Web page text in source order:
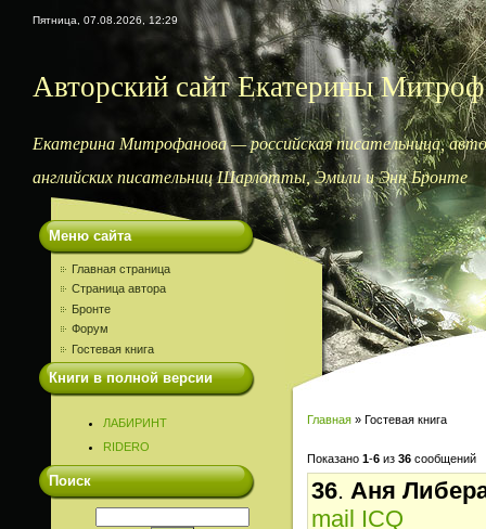
Пятница, 07.08.2026, 12:29
Авторский сайт Екатерины
Екатерина Митрофанова — российская писательница,
английских писательниц Шарлотты, Эмили и Энн Бронте
Меню сайта
Главная страница
Страница автора
Бронте
Форум
Гостевая книга
Книги в полной версии
ЛАБИРИНТ
RIDERO
Поиск
Главная » Гостевая книга
Показано 1-6 из 36 сообщений
36. Аня
mail ICQ